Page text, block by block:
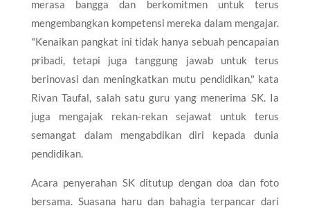
merasa bangga dan berkomitmen untuk terus
mengembangkan kompetensi mereka dalam mengajar.
"Kenaikan pangkat ini tidak hanya sebuah pencapaian
pribadi, tetapi juga tanggung jawab untuk terus
berinovasi dan meningkatkan mutu pendidikan," kata
Rivan Taufal, salah satu guru yang menerima SK. Ia
juga mengajak rekan-rekan sejawat untuk terus
semangat dalam mengabdikan diri kepada dunia
pendidikan.
Acara penyerahan SK ditutup dengan doa dan foto
bersama. Suasana haru dan bahagia terpancar dari